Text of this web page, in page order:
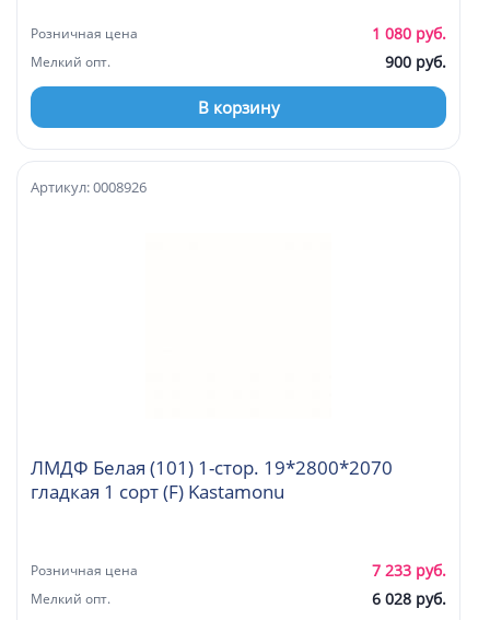
Розничная цена 1 080 руб.
Мелкий опт. 900 руб.
В корзину
ЛМДФ Белая (101) 1-стор. 19*2800*2070
гладкая 1 сорт (F) Kastamonu
Артикул: 0008926
Розничная цена 7 233 руб.
Мелкий опт. 6 028 руб.